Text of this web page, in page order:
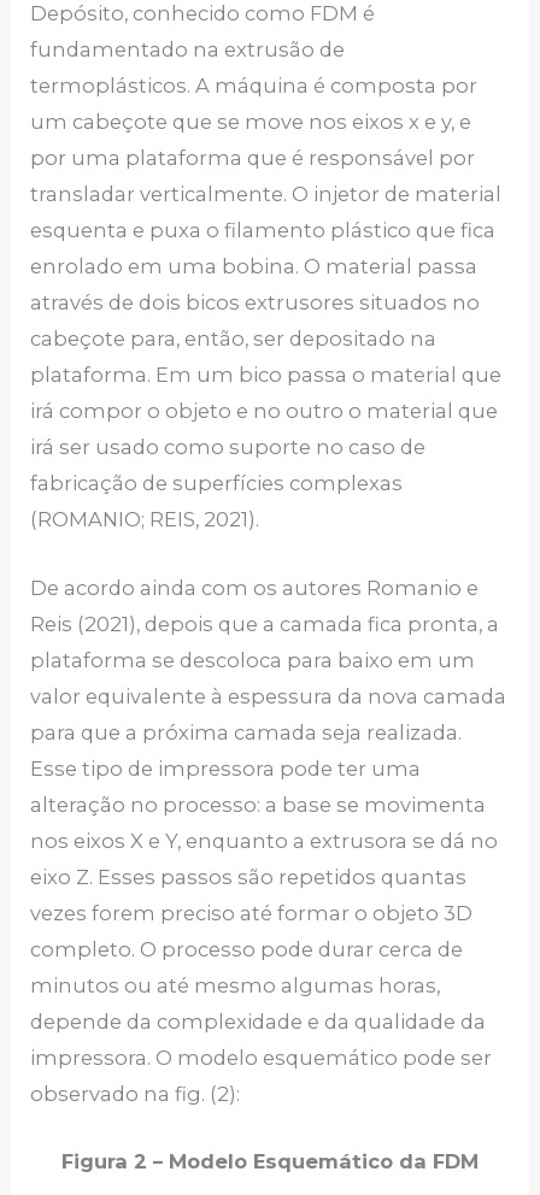
Depósito, conhecido como FDM é
fundamentado na extrusão de
termoplásticos. A máquina é composta por
um cabeçote que se move nos eixos x e y, e
por uma plataforma que é responsável por
transladar verticalmente. O injetor de material
esquenta e puxa o filamento plástico que fica
enrolado em uma bobina. O material passa
através de dois bicos extrusores situados no
cabeçote para, então, ser depositado na
plataforma. Em um bico passa o material que
irá compor o objeto e no outro o material que
irá ser usado como suporte no caso de
fabricação de superfícies complexas
(ROMANIO; REIS, 2021).
De acordo ainda com os autores Romanio e
Reis (2021), depois que a camada fica pronta, a
plataforma se descoloca para baixo em um
valor equivalente à espessura da nova camada
para que a próxima camada seja realizada.
Esse tipo de impressora pode ter uma
alteração no processo: a base se movimenta
nos eixos X e Y, enquanto a extrusora se dá no
eixo Z. Esses passos são repetidos quantas
vezes forem preciso até formar o objeto 3D
completo. O processo pode durar cerca de
minutos ou até mesmo algumas horas,
depende da complexidade e da qualidade da
impressora. O modelo esquemático pode ser
observado na fig. (2):
Figura 2 – Modelo Esquemático da FDM